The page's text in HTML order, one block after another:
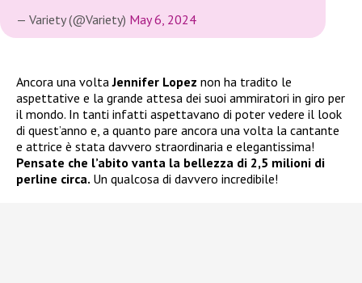
— Variety (@Variety) May 6, 2024
Ancora una voltaJennifer Lopez non ha tradito le
aspettative e la grande attesa dei suoi ammiratori in giro per
il mondo. In tanti infatti aspettavano di poter vedere il look
di quest’anno e, a quanto pare ancora una volta la cantante
e attrice è stata davvero straordinaria e elegantissima!
Pensate che l’abito vanta la bellezza di 2,5 milioni di
perline circa. Un qualcosa di davvero incredibile!